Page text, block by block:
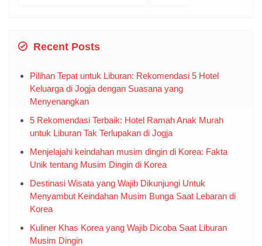
Recent Posts
Pilihan Tepat untuk Liburan: Rekomendasi 5 Hotel
Keluarga di Jogja dengan Suasana yang
Menyenangkan
5 Rekomendasi Terbaik: Hotel Ramah Anak Murah
untuk Liburan Tak Terlupakan di Jogja
Menjelajahi keindahan musim dingin di Korea: Fakta
Unik tentang Musim Dingin di Korea
Destinasi Wisata yang Wajib Dikunjungi Untuk
Menyambut Keindahan Musim Bunga Saat Lebaran di
Korea
Kuliner Khas Korea yang Wajib Dicoba Saat Liburan
Musim Dingin